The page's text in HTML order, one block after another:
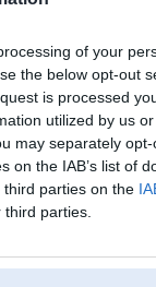
of your
the below opt-out
is processed
utilized by us
may separately
on the IAB’s list of
parties on the
third parties.
cá cược online
gia +79$